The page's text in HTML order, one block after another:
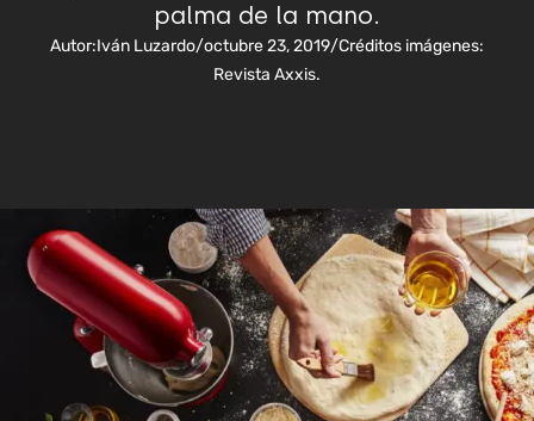
palma de la mano.
Autor:Iván Luzardo/octubre 23, 2019/Créditos imágenes:
Revista Axxis.